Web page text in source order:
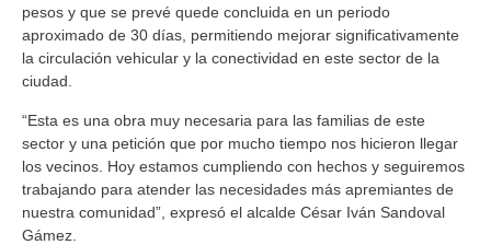
pesos y que se prevé quede concluida en un periodo
aproximado de 30 días, permitiendo mejorar significativamente
la circulación vehicular y la conectividad en este sector de la
ciudad.
“Esta es una obra muy necesaria para las familias de este
sector y una petición que por mucho tiempo nos hicieron llegar
los vecinos. Hoy estamos cumpliendo con hechos y seguiremos
trabajando para atender las necesidades más apremiantes de
nuestra comunidad”, expresó el alcalde César Iván Sandoval
Gámez.